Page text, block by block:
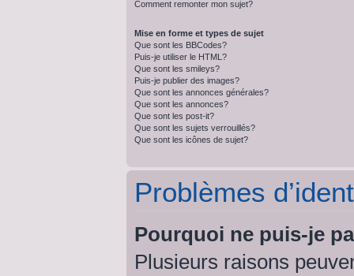
Comment remonter mon sujet?
Mise en forme et types de sujet
Que sont les BBCodes?
Puis-je utiliser le HTML?
Que sont les smileys?
Puis-je publier des images?
Que sont les annonces générales?
Que sont les annonces?
Que sont les post-it?
Que sont les sujets verrouillés?
Que sont les icônes de sujet?
Problèmes
Pourquoi ne puis-je
Plusieurs raisons